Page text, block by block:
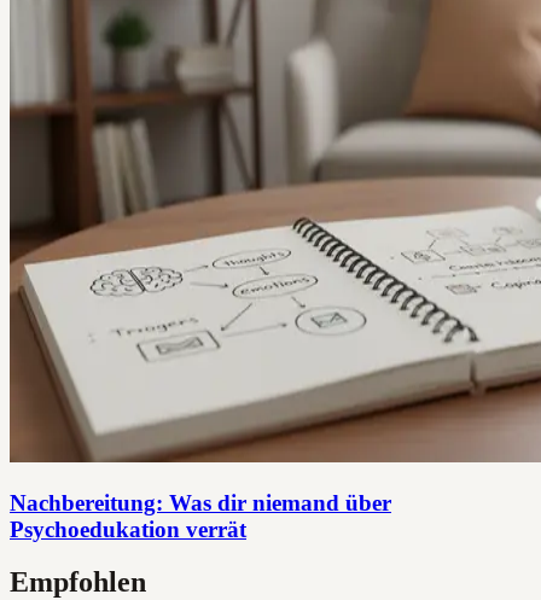
Nachbereitung: Was dir niemand über
Psychoedukation verrät
Empfohlen